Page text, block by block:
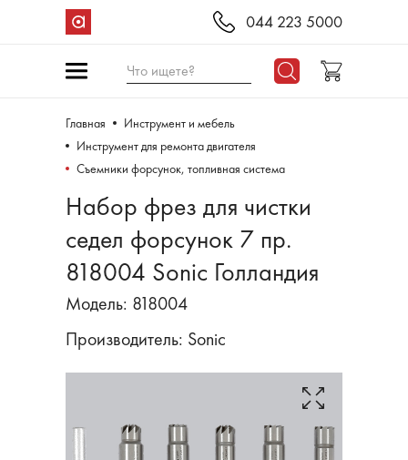
044 223 5000
Что ищете?
Главная
Инструмент и мебель
Инструмент для ремонта двигателя
Съемники форсунок, топливная система
Набор фрез для чистки
седел форсунок 7 пр.
818004 Sonic Голландия
Модель: 818004
Производитель: Sonic